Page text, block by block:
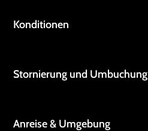
Konditionen
Stornierung und Umbuchung
Anreise & Umgebung